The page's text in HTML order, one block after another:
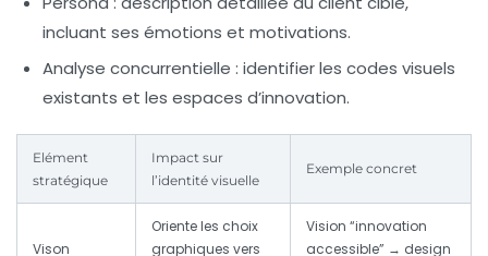
incluant ses émotions et motivations.
Analyse concurrentielle : identifier les codes visuels
existants et les espaces d’innovation.
Elément
stratégique
Impact sur
l’identité visuelle
Exemple concret
Vison
Oriente les choix
graphiques vers
Vision “innovation
accessible” → design